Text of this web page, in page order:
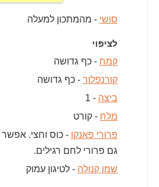
סושי - מהמתכון למעלה
לציפוי
קמח - כף גדושה
קורנפלור - כף גדושה
ביצה - 1
מלח - קורט
פרורי פאנקו - כוס וחצי. אפשר
גם פרורי לחם רגילים.
שמן קנולה - לטיגון עמוק